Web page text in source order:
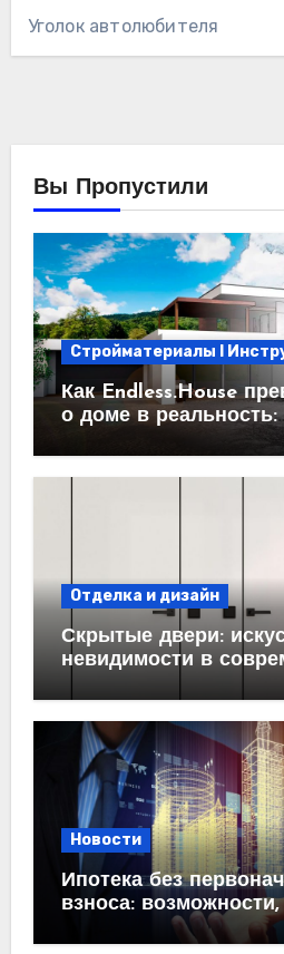
Уголок автолюбителя
Вы Пропустили
Стройматериалы l
Как Endless.House
о доме в реальность:
проектирование под
Отделка и дизайн
Скрытые двери:
невидимости в
Новости
Ипотека без
взноса:
практические